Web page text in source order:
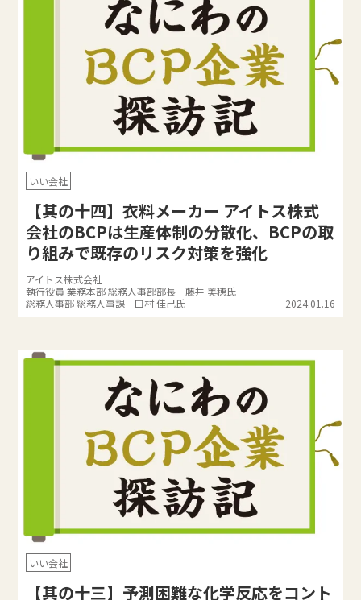
いい会社
【其の十四】衣料メーカー アイトス株式
会社のBCPは生産体制の分散化、BCPの取
り組みで既存のリスク対策を強化
アイトス株式会社
執行役員 業務本部 総務人事部部長 藤井 美穂氏
総務人事部 総務人事課 田村 佳己氏
2024.01.16
いい会社
【其の十三】予測困難な化学反応をコント